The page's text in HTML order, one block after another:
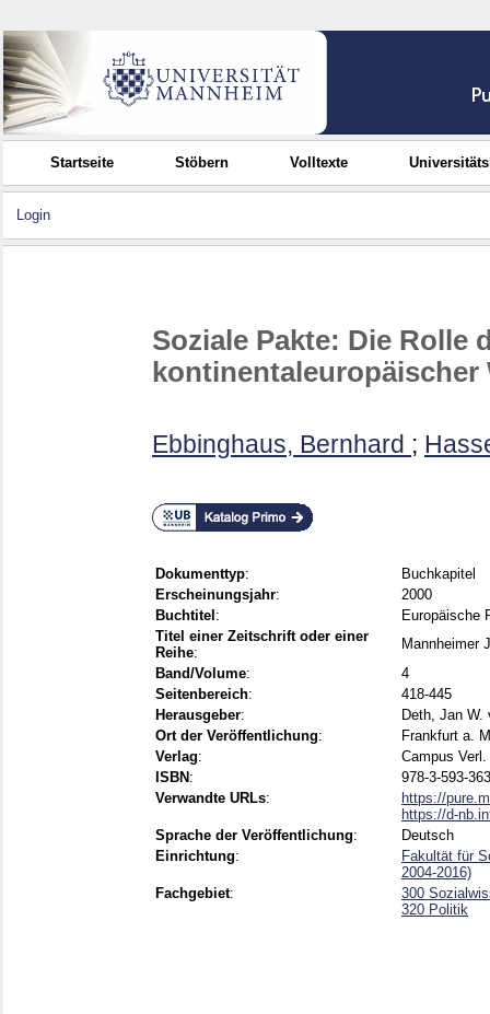
Startseite Stöbern Volltexte
Login
Soziale Pakte: Die Rolle
kontinentaleuropäischer
Ebbinghaus, Bernhard ;
Dokumenttyp:
Buchkapitel
Erscheinungsjahr:
2000
Buchtitel :
Europäische
Titel einer Zeitschrift oder einer
Reihe:
Mannheimer
Band/Volume:
4
Seitenbereich:
418-445
Herausgeber:
Deth, Jan W.
Ort der Veröffentlichung:
Frankfurt a.
Verlag:
Campus Verl.
ISBN :
978-3-593-
Verwandte URLs:
https://
https://d-
Sprache der Veröffentlichung:
Deutsch
Einrichtung:
Fakultät für
2004-2016)
Fachgebiet:
300
320 Politik